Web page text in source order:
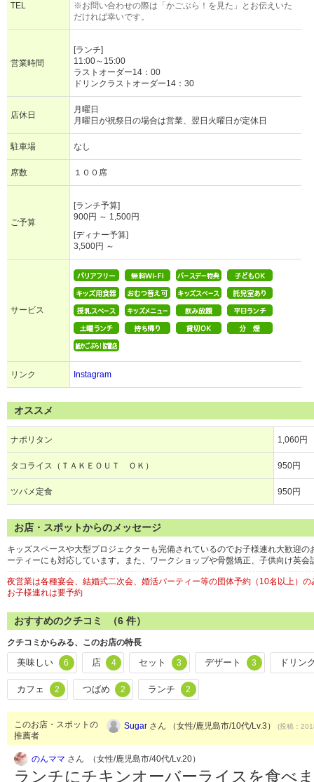
TEL
※お問い合わせの際は「かごぶら！を見た」とお伝えいた
だければ幸いです。
営業時間
[ランチ]
11:00～15:00
ラストオーダー14：00
ドリンクラストオーダー14：30
店休日
月曜日
月曜日が祝祭日の場合は営業、翌日火曜日が定休日
駐車場 なし
席数 １００席
ご予算
[ランチ予算]
900円 ～ 1,500円
[ディナー予算]
3,500円 ～
サービス
リンク Instagram
オススメ
ナポリタン 1,060円
タコライス（ＴＡＫＥＯＵＴ ＯＫ） 950円
ツバメ定食 950円
お店・スポットからのメッセージ
キッズスペースや大型プロジェクターも完備されているのでお子様連れ大歓迎
ーティーにも対応しています。また、ワークショップや骨盤矯正、子供向け英
夜営業は各種宴会、結婚式二次会、婚活パーティー等の団体予約（10名以上）
お子様連れは要予約
おすすめのクチコミ （6 件）
クチコミからみる、このお店の特長
美味しい 6 店 4 セット 3 デザート 3 ドリン
カフェ 2 つばめ 2 ランチ 2
このお店・スポットの
推薦者
Sugar さん （女性/鹿児島市/10代/Lv.3） (投稿：
のんママ さん （女性/鹿児島市/40代/Lv.20）
ランチにチキンオーバーライスを食べ